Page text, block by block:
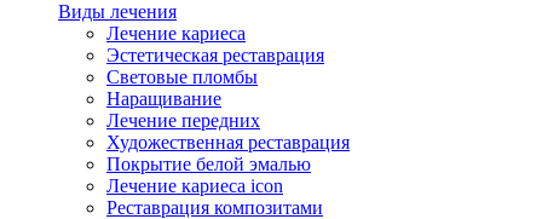
Виды лечения
Лечение кариеса
Эстетическая реставрация
Световые пломбы
Наращивание
Лечение передних
Художественная реставрация
Покрытие белой эмалью
Лечение кариеса icon
Реставрация композитами